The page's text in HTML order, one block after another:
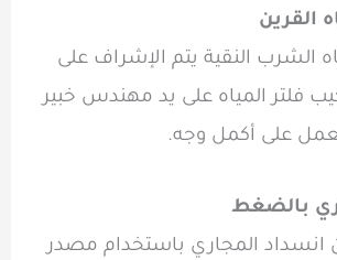
القرين
الشرب النقية يتم الإشراف على
فلتر المياه على يد مهندس خبير
على أكمل وجه.
بالضغط
انسداد المجاري باستخدام مصدر